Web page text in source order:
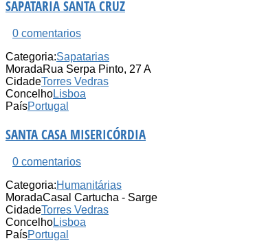
SAPATARIA SANTA CRUZ
0 comentarios
Categoria:Sapatarias
MoradaRua Serpa Pinto, 27 A
CidadeTorres Vedras
ConcelhoLisboa
PaísPortugal
SANTA CASA MISERICÓRDIA
0 comentarios
Categoria:Humanitárias
MoradaCasal Cartucha - Sarge
CidadeTorres Vedras
ConcelhoLisboa
PaísPortugal